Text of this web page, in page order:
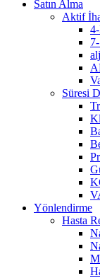
Satın Alma
Aktif
Süresi
Yönlendirme
Hasta